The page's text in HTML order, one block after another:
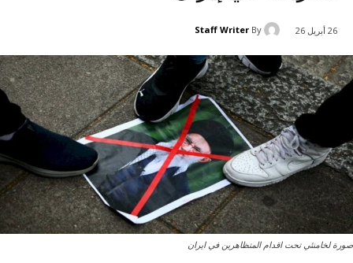
26 أبريل 26 By
Staff Writer
صورة لخامنئي تحت اقدام المتظاهرین في ایران